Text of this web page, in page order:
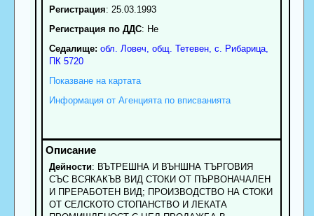
Регистрация: 25.03.1993
Регистрация по ДДС: Нe
Седалище: обл. Ловеч, общ. Тетевен, с. Рибарица,
ПК 5720
Показване на картата
Информация от Агенцията по вписванията
Дейности: ВЪТРЕШНА И ВЪНШНА ТЪРГОВИЯ
СЪС ВСЯКАКЪВ ВИД СТОКИ ОТ ПЪРВОНАЧАЛЕН
И ПРЕРАБОТЕН ВИД; ПРОИЗВОДСТВО НА СТОКИ
ОТ СЕЛСКОТО СТОПАНСТВО И ЛЕКАТА